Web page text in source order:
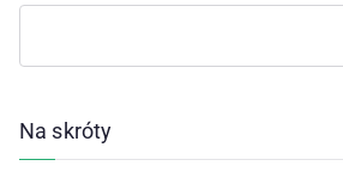
Na skróty